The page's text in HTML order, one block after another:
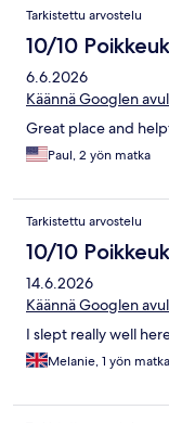
Arvostelut
Tarkistettu arvostelu
10/10
6.6.2026
Käännä Googlen
Great place and
Paul, 2 yön matka
Tarkistettu arvostelu
10/10
14.6.2026
Käännä Googlen
I slept really well
Melanie, 1 yön matka